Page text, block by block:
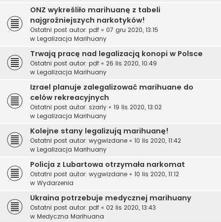
ONZ wykreśliło marihuanę z tabeli
najgroźniejszych narkotyków!
Ostatni post autor: pdf « 07 gru 2020, 13:15
w Legalizacja Marihuany
Trwają pracę nad legalizacją konopi w Polsce
Ostatni post autor: pdf « 26 lis 2020, 10:49
w Legalizacja Marihuany
Izrael planuje zalegalizować marihuane do
celów rekreacyjnych
Ostatni post autor: szarly « 19 lis 2020, 13:02
w Legalizacja Marihuany
Kolejne stany legalizują marihuanę!
Ostatni post autor: wygwizdane « 10 lis 2020, 11:42
w Legalizacja Marihuany
Policja z Lubartowa otrzymała narkomat
Ostatni post autor: wygwizdane « 10 lis 2020, 11:12
w Wydarzenia
Ukraina potrzebuje medycznej marihuany
Ostatni post autor: pdf « 02 lis 2020, 13:43
w Medyczna Marihuana